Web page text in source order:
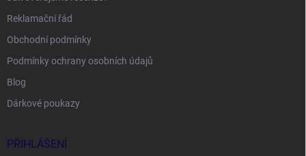
Reklamační řád
Obchodní podmínky
Podmínky ochrany osobních údajů
Blog
Dárkové poukazy
PŘIHLÁŠENÍ